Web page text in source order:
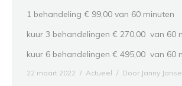
1 behandeling € 99,00 van 60 minuten
kuur 3 behandelingen € 270,00 van 60
kuur 6 behandelingen € 495,00 van 60
22 maart 2022 Actueel Door Janny